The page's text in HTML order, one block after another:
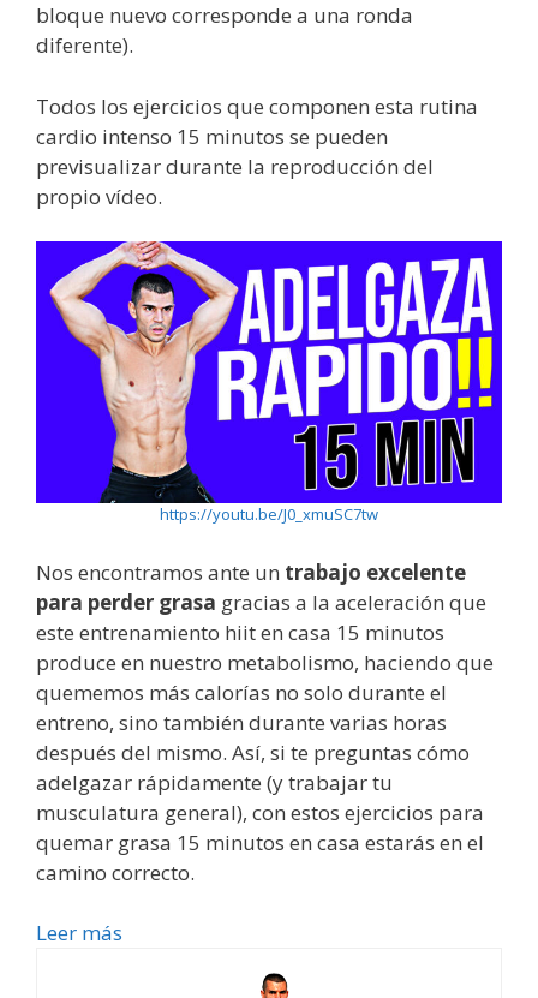
bloque nuevo corresponde a una ronda
diferente).
Todos los ejercicios que componen esta rutina
cardio intenso 15 minutos se pueden
previsualizar durante la reproducción del
propio vídeo.
https://youtu.be/J0_xmuSC7tw
Nos encontramos ante un trabajo excelente
para perder grasa gracias a la aceleración que
este entrenamiento hiit en casa 15 minutos
produce en nuestro metabolismo, haciendo que
quememos más calorías no solo durante el
entreno, sino también durante varias horas
después del mismo. Así, si te preguntas cómo
adelgazar rápidamente (y trabajar tu
musculatura general), con estos ejercicios para
quemar grasa 15 minutos en casa estarás en el
camino correcto.
Leer más